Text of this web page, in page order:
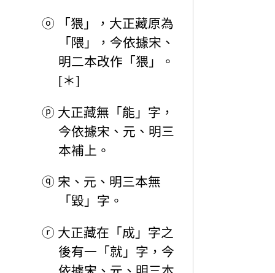
ⓞ
「猥」，大正藏原為
「隈」，今依據宋、
明二本改作「猥」。
[＊]
ⓟ 大正藏無「能」字，
今依據宋、元、明三
本補上。
ⓠ 宋、元、明三本無
「毀」字。
ⓡ 大正藏在「成」字之
後有一「就」字，今